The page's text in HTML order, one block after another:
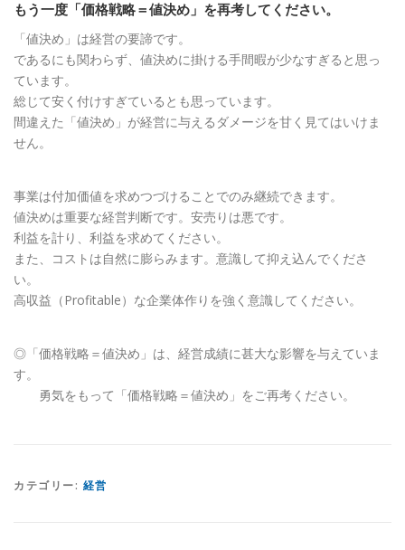
もう一度「価格戦略＝値決め」を再考してください。
「値決め」は経営の要諦です。
であるにも関わらず、値決めに掛ける手間暇が少なすぎると思っ
ています。
総じて安く付けすぎているとも思っています。
間違えた「値決め」が経営に与えるダメージを甘く見てはいけま
せん。
事業は付加価値を求めつづけることでのみ継続できます。
値決めは重要な経営判断です。安売りは悪です。
利益を計り、利益を求めてください。
また、コストは自然に膨らみます。意識して抑え込んでくださ
い。
高収益（Profitable）な企業体作りを強く意識してください。
◎「価格戦略＝値決め」は、経営成績に甚大な影響を与えていま
す。
勇気をもって「価格戦略＝値決め」をご再考ください。
カテゴリー: 経営